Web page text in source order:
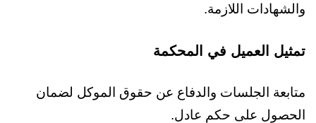
والشهادات اللازمة.
تمثيل العميل في المحكمة
متابعة الجلسات والدفاع عن حقوق الموكل لضمان
الحصول على حكم عادل.